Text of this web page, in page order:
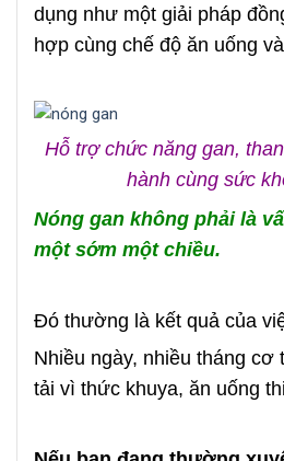
dụng như một giải pháp
hợp cùng chế độ ăn uống
Hỗ trợ chức năng gan,
hành cùng sức
Nóng gan không phải là
một sớm một chiều.
Đó thường là kết quả của
Nhiều ngày, nhiều tháng cơ
tải vì thức khuya, ăn uống